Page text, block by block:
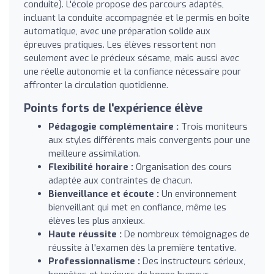
conduite). L'école propose des parcours adaptés,
incluant la conduite accompagnée et le permis en boîte
automatique, avec une préparation solide aux
épreuves pratiques. Les élèves ressortent non
seulement avec le précieux sésame, mais aussi avec
une réelle autonomie et la confiance nécessaire pour
affronter la circulation quotidienne.
Points forts de l'expérience élève
Pédagogie complémentaire : Trois moniteurs
aux styles différents mais convergents pour une
meilleure assimilation.
Flexibilité horaire : Organisation des cours
adaptée aux contraintes de chacun.
Bienveillance et écoute : Un environnement
bienveillant qui met en confiance, même les
élèves les plus anxieux.
Haute réussite : De nombreux témoignages de
réussite à l'examen dès la première tentative.
Professionnalisme : Des instructeurs sérieux,